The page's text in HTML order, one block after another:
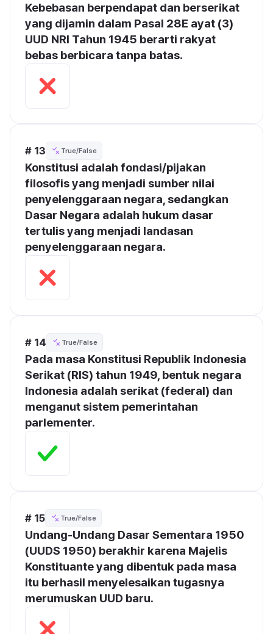
Kebebasan berpendapat dan berserikat
yang dijamin dalam Pasal 28E ayat (3)
UUD NRI Tahun 1945 berarti rakyat
bebas berbicara tanpa batas.
# 13 True/False
Konstitusi adalah fondasi/pijakan
filosofis yang menjadi sumber nilai
penyelenggaraan negara, sedangkan
Dasar Negara adalah hukum dasar
tertulis yang menjadi landasan
penyelenggaraan negara.
# 14 True/False
Pada masa Konstitusi Republik Indonesia
Serikat (RIS) tahun 1949, bentuk negara
Indonesia adalah serikat (federal) dan
menganut sistem pemerintahan
parlementer.
# 15 True/False
Undang-Undang Dasar Sementara 1950
(UUDS 1950) berakhir karena Majelis
Konstituante yang dibentuk pada masa
itu berhasil menyelesaikan tugasnya
merumuskan UUD baru.